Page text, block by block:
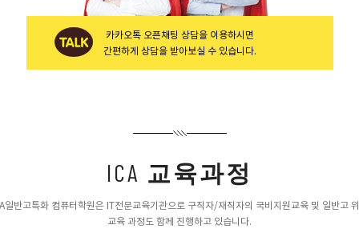
카카오톡 오픈채팅 상담을 이용하시면
간편하게 상담을 받아보실 수 있습니다.
ICA 교육과정
일반고특화 컴퓨터학원은 IT전문교육기관으로 구직자/재직자의 국비지원교육 및 일반고
교육 과정도 함께 진행하고 있습니다.